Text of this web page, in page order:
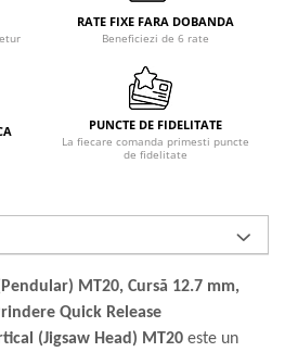
RATE FIXE FARA DOBANDA
Beneficiezi de 6 rate
PUNCTE DE FIDELITATE
La fiecare comanda primesti puncte
de fidelitate
MT20, Cursă 12.7 mm,
Quick Release
(Jigsaw Head) MT20 este un